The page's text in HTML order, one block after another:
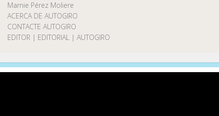
Marnie Pérez Moliere
ACERCA DE AUTOGIRO
CONTACTE AUTOGIRO
EDITOR | EDITORIAL | AUTOGIRO